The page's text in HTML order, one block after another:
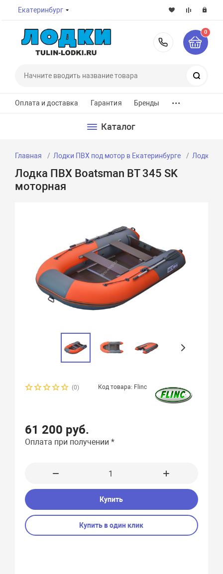
Екатеринбург
8-800-
0
Оплата и доставка Гарантия Бренды ...
Каталог
Главная Лодки ПВХ под мотор в Екатеринбурге Лодки
Лодка ПВХ Boatsman BT 345 SK
моторная
(0) Код товара: Flinc
61 200 руб.
Оплата при получении *
Купить
Купить в один клик